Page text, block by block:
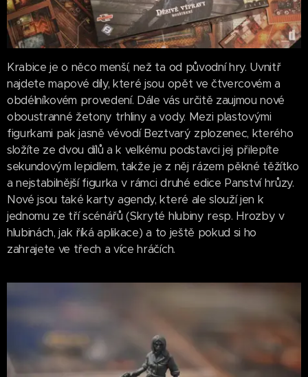
Krabice je o něco menší, než ta od původní hry. Uvnitř
najdete mapové díly, které jsou opět ve čtvercovém a
obdélníkovém provedení. Dále vás určitě zaujmou nové
oboustranné žetony trhliny a vody. Mezi plastovými
figurkami pak jasně vévodí Beztvarý zplozenec, kterého
složíte ze dvou dílů a k velkému podstavci jej přilepíte
sekundovým lepidlem, takže je z něj rázem pěkné těžítko
a nejstabilnější figurka v rámci druhé edice Panství hrůzy.
Nové jsou také karty agendy, které ale slouží jen k
jednomu ze tří scénářů (Skryté hlubiny resp. Hrozby v
hlubinách, jak říká aplikace) a to ještě pokud si ho
zahrajete ve třech a více hráčích.